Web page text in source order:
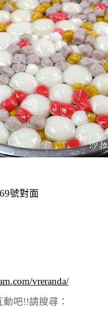
號對面
vreranda/
吧!!請搜尋：